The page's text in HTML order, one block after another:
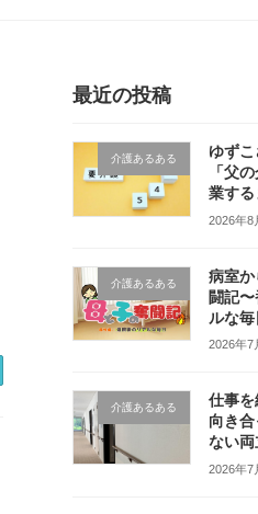
最近の投稿
介護あるある
ゆず
「父
業する
2026年8
介護あるある
病室
闘記
ルな毎
2026年7
介護あるある
仕事を
向き
ない両
2026年7